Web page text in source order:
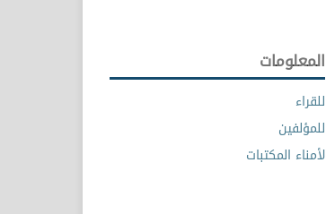
المعلومات
للقراء
للمؤلفين
لأمناء المكتبات